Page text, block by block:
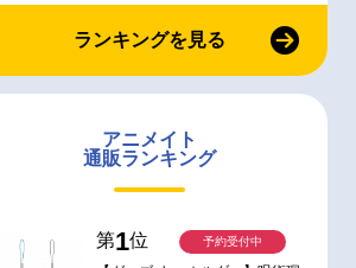
ランキングを見る
アニメイト
通販ランキング
第1位 予約受付中